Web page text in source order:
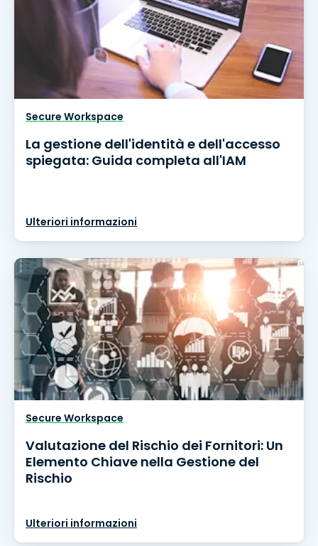
Secure Workspace
La gestione dell'identità e dell'accesso
spiegata: Guida completa all'IAM
Ulteriori informazioni
Secure Workspace
Valutazione del Rischio dei Fornitori: Un
Elemento Chiave nella Gestione del
Rischio
Ulteriori informazioni